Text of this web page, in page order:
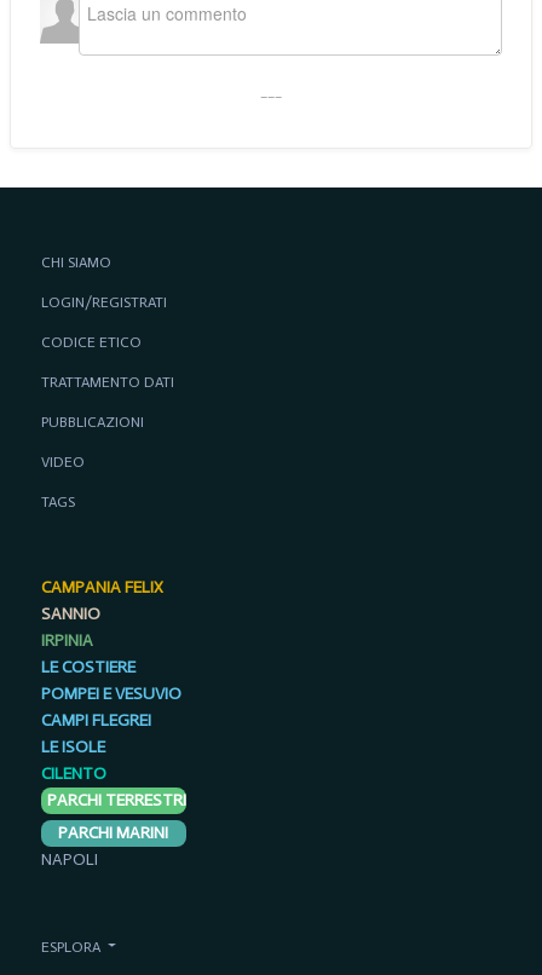
CHI SIAMO
LOGIN/REGISTRATI
CODICE ETICO
TRATTAMENTO DATI
PUBBLICAZIONI
VIDEO
TAGS
CAMPANIA FELIX
SANNIO
IRPINIA
LE COSTIERE
POMPEI E VESUVIO
CAMPI FLEGREI
LE ISOLE
CILENTO
PARCHI TERRESTRI
PARCHI MARINI
NAPOLI
ESPLORA